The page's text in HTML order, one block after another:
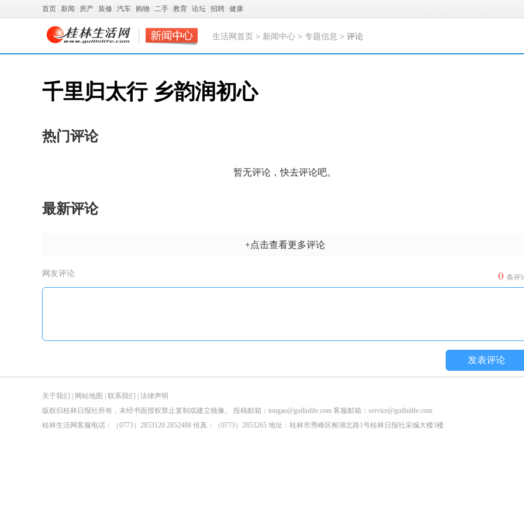
首页 新闻 房产 装修 汽车 购物 二手 教育 论坛 招聘 健康
生活网首页 > 新闻中心 > 专题信息 > 评论
千里归太行 乡韵润初心
热门评论
暂无评论，快去评论吧。
最新评论
+点击查看更多评论
网友评论 0 条评
发表评论
关于我们 网站地图 联系我们
法律声明
版权归桂林日报社所有，未经书面授权禁止复制或建立镜像。 投稿邮箱：tougao@guilinlife.com 客服邮箱：service@guilinlife.com
桂林生活网客服电话：（0773）2853120 2852488 传真：（0773）2853265 地址：桂林市秀峰区榕湖北路1号桂林日报社采编大楼3楼